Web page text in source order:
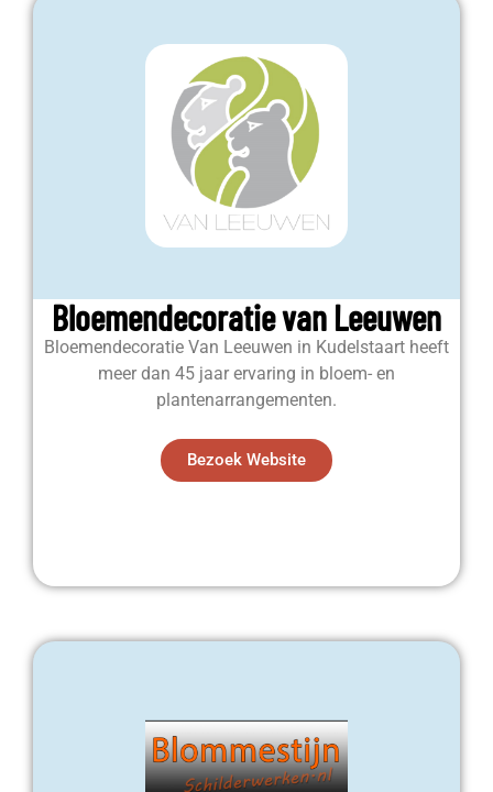
Bloemendecoratie van Leeuwen
Bloemendecoratie Van Leeuwen in Kudelstaart heeft
meer dan 45 jaar ervaring in bloem- en
plantenarrangementen.
Bezoek Website